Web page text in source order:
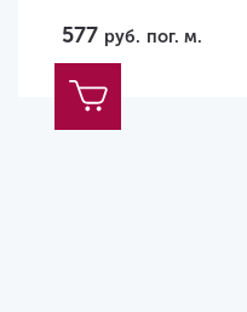
577 руб. пог. м.